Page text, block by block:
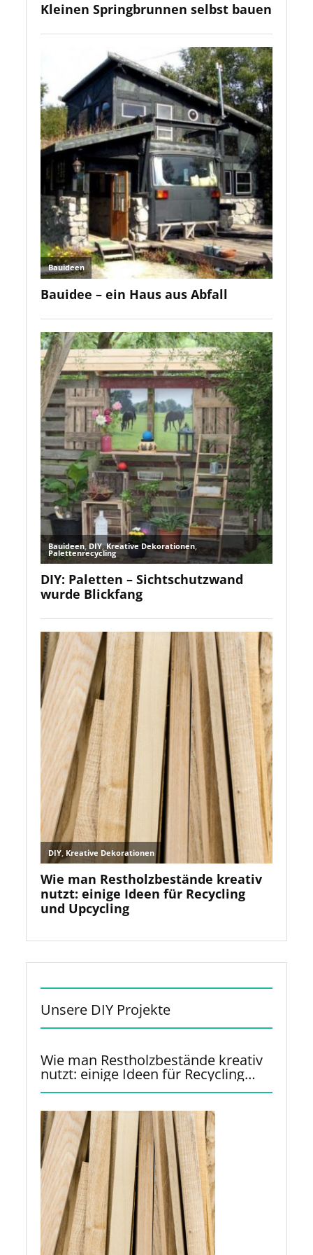
Unsere DIY Projekte
Wie man Restholzbestände kreativ
nutzt: einige Ideen für Recycling
und Upcycling